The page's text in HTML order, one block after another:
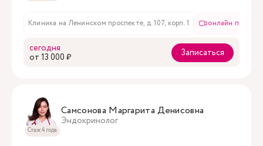
Клиника на Ленинском проспекте, д. 107, корп. 1 онлайн приём
сегодня
oт 13 000 ₽
Записаться
Стаж 4 года
Самсонова Маргарита Денисовна
Эндокринолог